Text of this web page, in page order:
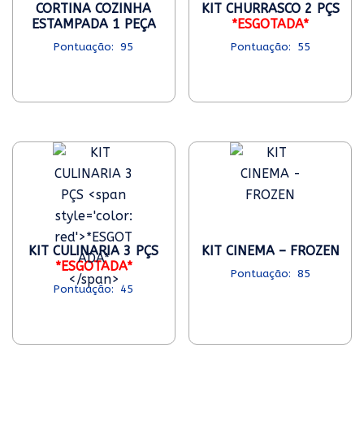
CORTINA COZINHA
ESTAMPADA 1 PEÇA
95
KIT CHURRASCO 2 PÇS
*ESGOTADA*
55
KIT CULINARIA 3 PÇS
*ESGOTADA*
45
KIT CINEMA – FROZEN
85